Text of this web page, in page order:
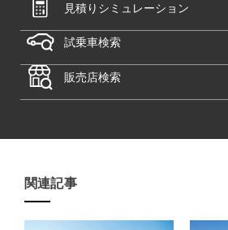
見積りシミュレーション
試乗車検索
販売店検索
関連記事​